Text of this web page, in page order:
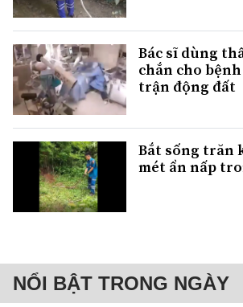
Bác sĩ dùng
chắn cho
trận động đất
Bắt sống trăn
mét ẩn nấp
NỔI BẬT TRONG NGÀY